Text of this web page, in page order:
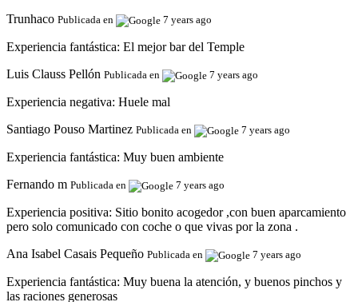
Trunhaco Publicada en 7 years ago
Experiencia fantástica: El mejor bar del Temple
Luis Clauss Pellón Publicada en 7 years ago
Experiencia negativa: Huele mal
Santiago Pouso Martinez Publicada en 7 years ago
Experiencia fantástica: Muy buen ambiente
Fernando m Publicada en 7 years ago
Experiencia positiva: Sitio bonito acogedor ,con buen aparcamiento
pero solo comunicado con coche o que vivas por la zona .
Ana Isabel Casais Pequeño Publicada en 7 years ago
Experiencia fantástica: Muy buena la atención, y buenos pinchos y
las raciones generosas